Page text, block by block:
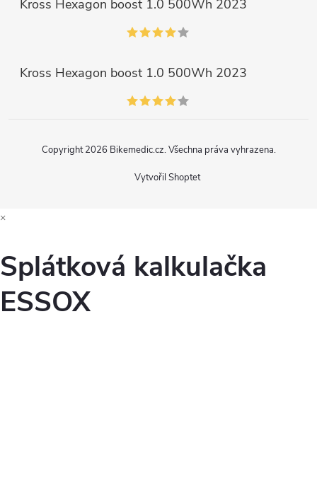
Kross Hexagon boost 1.0 500Wh 2023
Kross Hexagon boost 1.0 500Wh 2023
Vytvořil Shoptet
Copyright 2026 Bikemedic.cz. Všechna práva vyhrazena.
×
Splátková kalkulačka
ESSOX